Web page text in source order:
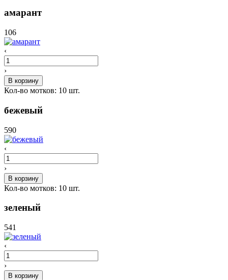
амарант
106
‹
›
В корзину
Кол-во мотков: 10 шт.
бежевый
590
‹
›
В корзину
Кол-во мотков: 10 шт.
зеленый
541
‹
›
В корзину